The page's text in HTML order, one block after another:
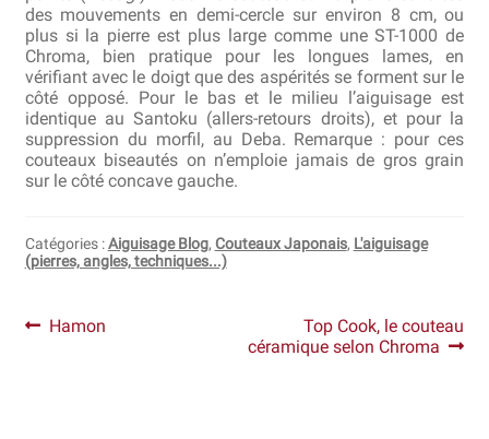
des mouvements en demi-cercle sur environ 8 cm, ou
plus si la pierre est plus large comme une ST-1000 de
Chroma, bien pratique pour les longues lames, en
vérifiant avec le doigt que des aspérités se forment sur le
côté opposé. Pour le bas et le milieu l’aiguisage est
identique au Santoku (allers-retours droits), et pour la
suppression du morfil, au Deba. Remarque : pour ces
couteaux biseautés on n’emploie jamais de gros grain
sur le côté concave gauche.
Catégories :Aiguisage Blog, Couteaux Japonais, L'aiguisage
(pierres, angles, techniques...)
Navigation
Article
Hamon
Article
suivant :
Top Cook, le couteau
céramique selon Chroma